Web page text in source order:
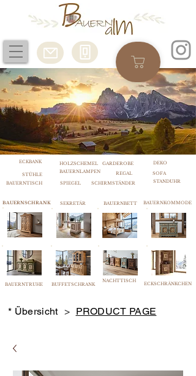
BAUERNTISCH SPIEGEL SCHIRMSTÄNDER
BAUERNSCHRANK SEKRETÄR
BAUERNTRUHE BUFFETSCHRANK
BAUERNBETT
NACHTTISCH
STANDUHR
BAUERNKOMMODE
ECKSCHRÄNKCHEN
* Übersicht > PRODUCT PAGE
BAUERNLAMPEN REGAL SOFA
ECKBANK
STÜHLE
HOLZSCHEMEL GARDEROBE DEKO